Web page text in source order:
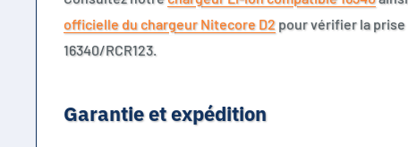
officielle du chargeur Nitecore D2 pour vérifier la
16340/RCR123.
Garantie et expédition